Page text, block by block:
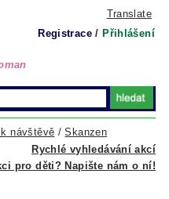
Translate
Registrace / Přihlášení
Rychlé vyhledávání akcí
návštěvě /Skanzen
pro děti? Napište nám o ní!